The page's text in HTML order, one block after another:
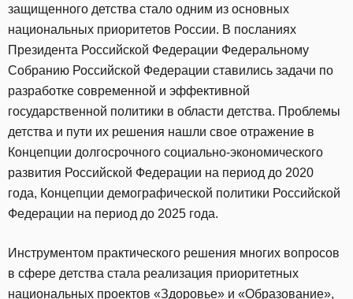
защищенного детства стало одним из основных
национальных приоритетов России. В посланиях
Президента Российской Федерации Федеральному
Собранию Российской Федерации ставились задачи по
разработке современной и эффективной
государственной политики в области детства. Проблемы
детства и пути их решения нашли свое отражение в
Концепции долгосрочного социально-экономического
развития Российской Федерации на период до 2020
года, Концепции демографической политики Российской
Федерации на период до 2025 года.
Инструментом практического решения многих вопросов
в сфере детства стала реализация приоритетных
национальных проектов «Здоровье» и «Образование»,